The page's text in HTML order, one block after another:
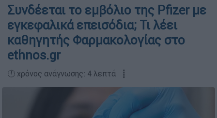
Συνδέεται το εμβόλιο της Pfizer με
εγκεφαλικά επεισόδια; Τι λέει
καθηγητής Φαρμακολογίας στο
ethnos.gr
🕛 χρόνος ανάγνωσης: 4 λεπτά ┋